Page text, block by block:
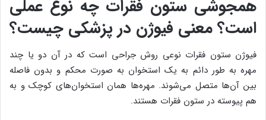
همجوشی ستون فقرات چه نوع عملی
است؟ معنی فیوژن در پزشکی چیست؟
فیوژن ستون فقرات نوعی روش جراحی است که در آن دو یا چند
مهره به طور دائم به یک استخوان به صورت محکم و بدون فاصله
بین آن‌ها متصل می‌شوند. مهره‌ها همان استخوان‌های کوچک و به
هم پیوسته در ستون فقرات هستند.